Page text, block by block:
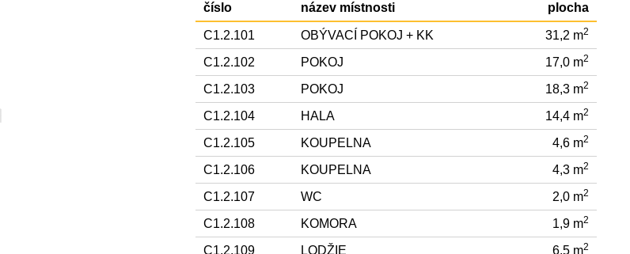
číslo název místnosti plocha
C1.2.101 OBÝVACÍ POKOJ + KK 31,2 m2
C1.2.102 POKOJ 17,0 m2
C1.2.103 POKOJ 18,3 m2
C1.2.104 HALA 14,4 m2
C1.2.105 KOUPELNA 4,6 m2
C1.2.106 KOUPELNA 4,3 m2
C1.2.107 WC 2,0 m2
C1.2.108 KOMORA 1,9 m2
C1.2.109 LODŽIE 6,5 m2